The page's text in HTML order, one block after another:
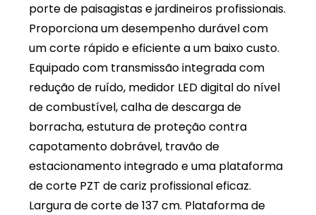
porte de paisagistas e jardineiros profissionais.
Proporciona um desempenho durável com
um corte rápido e eficiente a um baixo custo.
Equipado com transmissão integrada com
redução de ruído, medidor LED digital do nível
de combustível, calha de descarga de
borracha, estutura de proteção contra
capotamento dobrável, travão de
estacionamento integrado e uma plataforma
de corte PZT de cariz profissional eficaz.
Largura de corte de 137 cm. Plataforma de